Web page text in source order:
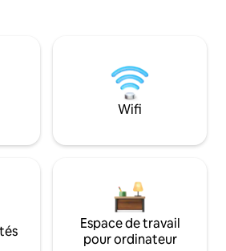
Wifi
Espace de travail
pour ordinateur